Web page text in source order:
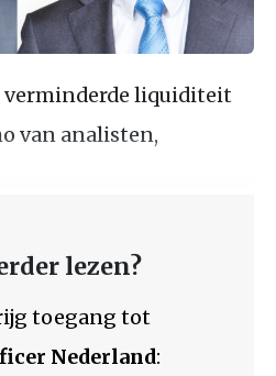
verminderde liquiditeit
van analisten,
lezen?
toegang tot
Nederland: